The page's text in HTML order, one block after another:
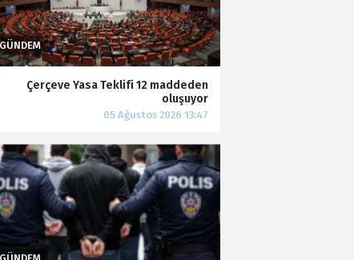
Çerçeve Yasa Teklifi 12 maddeden
oluşuyor